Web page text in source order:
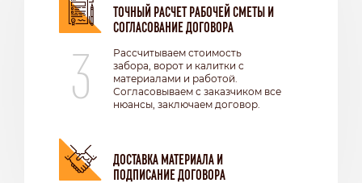
3
ТОЧНЫЙ РАСЧЕТ РАБОЧЕЙ СМЕТЫ И
СОГЛАСОВАНИЕ ДОГОВОРА
Рассчитываем стоимость
забора, ворот и калитки с
материалами и работой.
Согласовываем с заказчиком все
нюансы, заключаем договор.
ДОСТАВКА МАТЕРИАЛА И
ПОДПИСАНИЕ ДОГОВОРА